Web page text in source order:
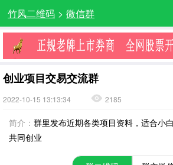
竹风二维码 > 微信群
创业项目交易交流群
2022-10-15 13:13:34 2185
简介： 群里发布近期各类项目资料，适合小
共同创业